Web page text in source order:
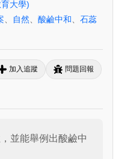
大學)
自然 酸鹼中和
石蕊
加入追蹤 問題回報
並能舉例出酸鹼中